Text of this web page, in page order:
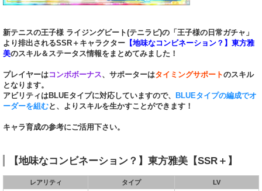
新テニスの王子様 ライジングビート(テニラビ)の「王子様の日常ガチャ」
より排出されるSSR＋キャラクター 【地味なコンビネーション？】東方雅
美のスキル＆ステータス情報をまとめてみました！
プレイヤーはコンボボーナス、サポーターはタイミングサポートのスキル
となります。
アビリティはBLUEタイプに対応していますので、
BLUEタイプの編成でオ
ーダーを組むと、よりスキルを生かすことができます！
キャラ育成の参考にご活用下さい。
【地味なコンビネーション？】東方雅美【SSR＋】
レアリティ タイプ
LV